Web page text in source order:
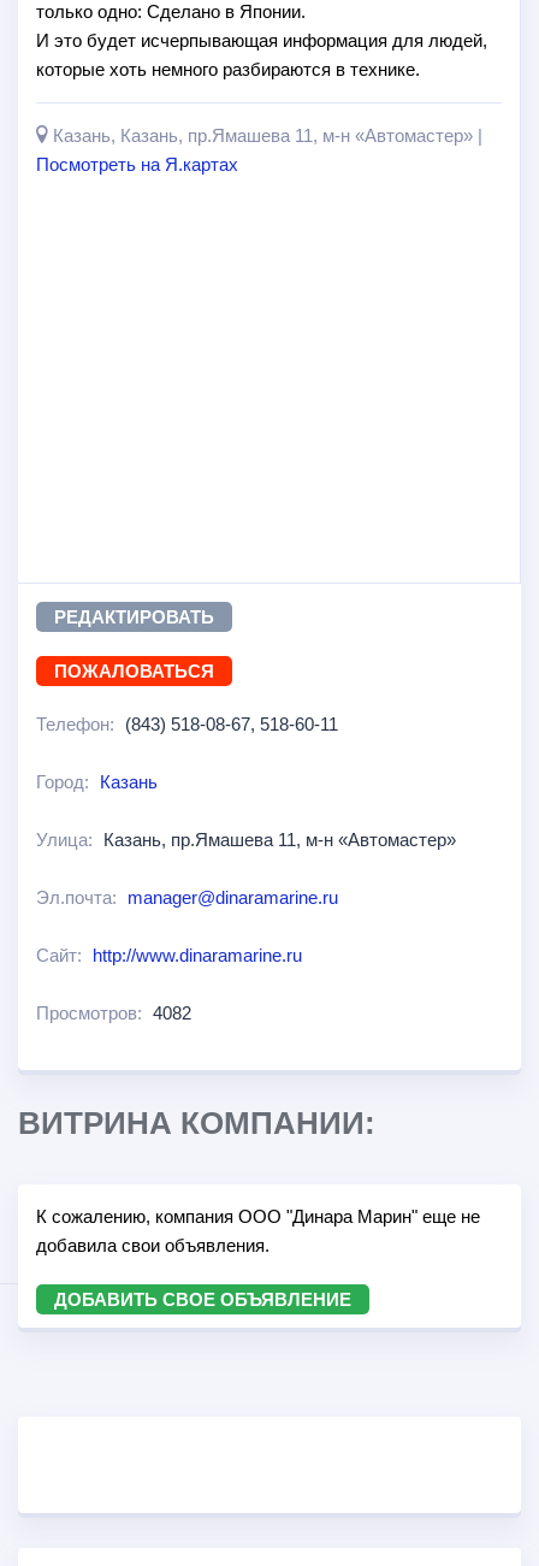
только одно: Сделано в Японии.
И это будет исчерпывающая информация для людей,
которые хоть немного разбираются в технике.
Казань, Казань, пр.Ямашева 11, м-н «Автомастер» |
Посмотреть на Я.картах
РЕДАКТИРОВАТЬ
ПОЖАЛОВАТЬСЯ
Телефон: (843) 518-08-67, 518-60-11
Город: Казань
Улица: Казань, пр.Ямашева 11, м-н «Автомастер»
Эл.почта: manager@dinaramarine.ru
Сайт: http://www.dinaramarine.ru
Просмотров: 4082
ВИТРИНА КОМПАНИИ:
К сожалению, компания ООО "Динара Марин" еще не
добавила свои объявления.
ДОБАВИТЬ СВОЕ ОБЪЯВЛЕНИЕ